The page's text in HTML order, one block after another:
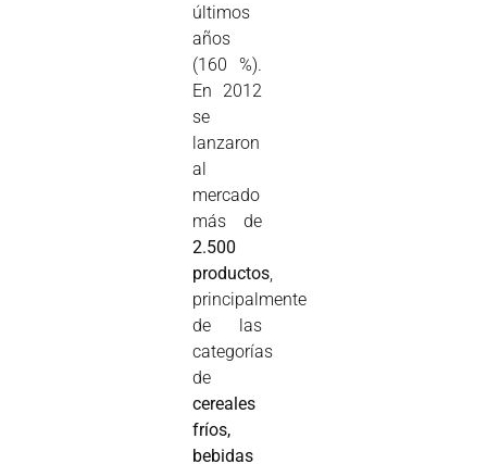
últimos
años
(160 %).
En 2012
se
lanzaron
al
mercado
más de
2.500
productos
principalmente
de las
categorías
de
cereales
fríos,
bebidas